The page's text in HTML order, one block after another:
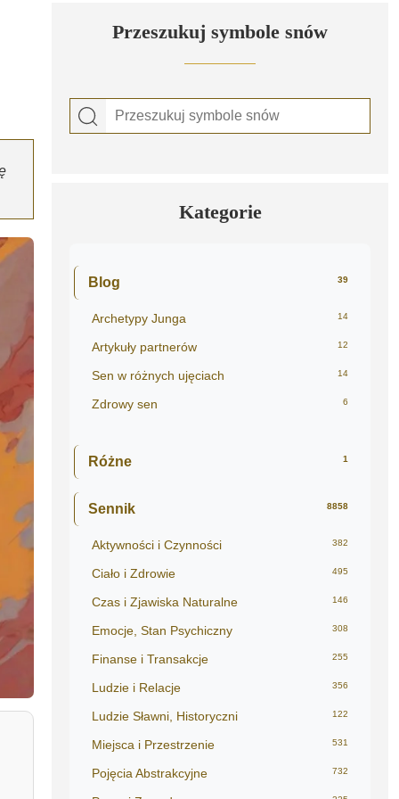
Przeszukuj symbole snów
Kategorie
Blog 39
Archetypy Junga 14
Artykuły partnerów 12
Sen w różnych ujęciach 14
Zdrowy sen 6
Różne 1
Sennik 8858
Aktywności i Czynności 382
Ciało i Zdrowie 495
Czas i Zjawiska Naturalne 146
Emocje, Stan Psychiczny 308
Finanse i Transakcje 255
Ludzie i Relacje 356
Ludzie Sławni, Historyczni 122
Miejsca i Przestrzenie 531
Pojęcia Abstrakcyjne 732